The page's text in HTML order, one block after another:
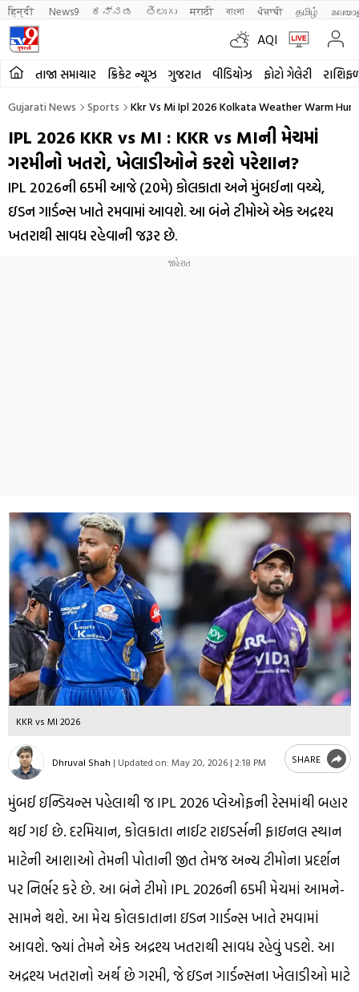
हिन्दी News9 ಕನ್ನಡ తెలుగు मराठी বাংলা ਪੰਜਾਬੀ தமிழ்
AQI
તાજા સમાચાર ક્રિકેટ ન્યૂઝ ગુજરાત વીડિયોઝ ફોટો ગેલેરી
Gujarati News Sports Kkr Vs Mi Ipl 2026 Kolkata Weather Warm
IPL 2026 KKR vs MI : KKR vs MIની મેચમાં
ગરમીનો ખતરો, ખેલાડીઓને કરશે પરેશાન?
IPL 2026ની 65મી આજે (20મે) કોલકાતા અને મુંબઈના વચ્ચે,
ઇડન ગાર્ડન્સ ખાતે રમવામાં આવશે. આ બંને ટીમોએ એક અદ્રશ્ય
ખતરાથી સાવધ રહેવાની જરૂર છે.
KKR vs MI 2026
Dhruval Shah | Updated on: May 20, 2026 | 2:18 PM SHARE
મુંબઈ ઇન્ડિયન્સ પહેલાથી જ IPL 2026 પ્લેઓફની રેસમાંથી બહાર
થઈ ગઈ છે. દરમિયાન, કોલકાતા નાઈટ રાઇડર્સની ફાઇનલ સ્થાન
માટેની આશાઓ તેમની પોતાની જીત તેમજ અન્ય ટીમોના પ્રદર્શન
પર નિર્ભર કરે છે. આ બંને ટીમો IPL 2026ની 65મી મેચમાં આમને-
સામને થશે. આ મેચ કોલકાતાના ઇડન ગાર્ડન્સ ખાતે રમવામાં
આવશે. જ્યાં તેમને એક અદ્રશ્ય ખતરાથી સાવધ રહેવું પડશે. આ
અદ્રશ્ય ખતરાનો અર્થ છે ગરમી, જે ઇડન ગાર્ડન્સના ખેલાડીઓ માટે